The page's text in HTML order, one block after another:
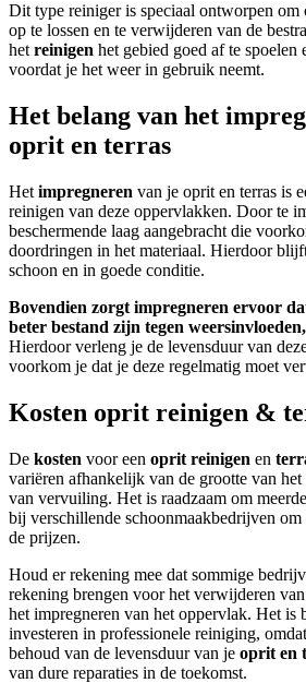
Dit type reiniger is speciaal ontworpen om
op te lossen en te verwijderen van de
het reinigen het gebied goed af te spoelen
voordat je het weer in gebruik neemt.
Het belang van het
oprit en terras
Het impregneren van je oprit en terras is
reinigen van deze oppervlakken. Door te
beschermende laag aangebracht die
doordringen in het materiaal. Hierdoor
schoon en in goede conditie.
Bovendien zorgt impregneren ervoor
beter bestand zijn tegen
Hierdoor verleng je de levensduur van
voorkom je dat je deze regelmatig moet
Kosten oprit reinigen &
De kosten voor een oprit reinigen en
variëren afhankelijk van de grootte van
van vervuiling. Het is raadzaam om
bij verschillende schoonmaakbedrijven
de prijzen.
Houd er rekening mee dat sommige
rekening brengen voor het verwijderen
het impregneren van het oppervlak. Het is
investeren in professionele reiniging,
behoud van de levensduur van je oprit en
van dure reparaties in de toekomst.